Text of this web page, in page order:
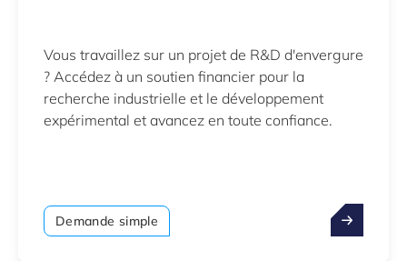
Vous travaillez sur un projet de R&D d'envergure
? Accédez à un soutien financier pour la
recherche industrielle et le développement
expérimental et avancez en toute confiance.
Demande simple